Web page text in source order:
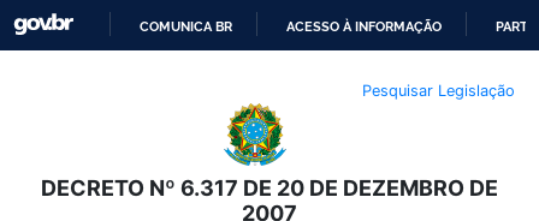
O
CONTEÚDO
COMUNICA BR ACESSO À INFORMAÇÃO
Pesquisar Legislação
DECRETO Nº 6.317 DE 20 DE DEZEMBRO DE
2007